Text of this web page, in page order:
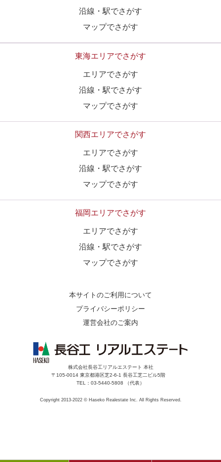
沿線・駅でさがす
マップでさがす
東海エリアでさがす
エリアでさがす
沿線・駅でさがす
マップでさがす
関西エリアでさがす
エリアでさがす
沿線・駅でさがす
マップでさがす
福岡エリアでさがす
エリアでさがす
沿線・駅でさがす
マップでさがす
本サイトのご利用について
プライバシーポリシー
運営会社のご案内
株式会社長谷工リアルエステート 本社
〒105-0014 東京都港区芝2-6-1 長谷工芝二ビル5階
TEL：03-5440-5808 （代表）
Copyright 2013-2022 © Haseko Realestate Inc. All Rights Reserved.